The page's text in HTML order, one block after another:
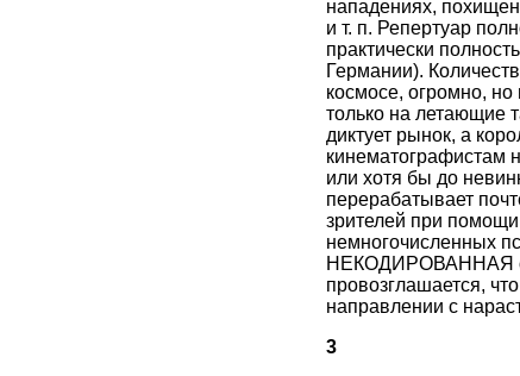
нападениях,
и т. п. Репертуар
практически
Германии).
космосе, огромно,
только на летающие
диктует рынок, а
кинематографистам
или хотя бы до
перерабатывает
зрителей при помощи
немногочисленных
НЕКОДИРОВАННАЯ
провозглашается,
направлении с
3